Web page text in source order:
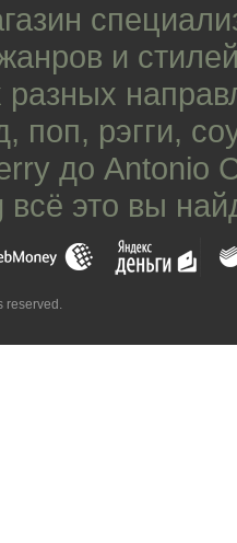
и
разных
, поп, рэгги,
до Antonio
всё это вы
reserved.